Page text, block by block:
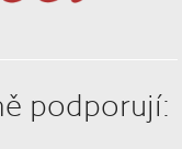
podporují: